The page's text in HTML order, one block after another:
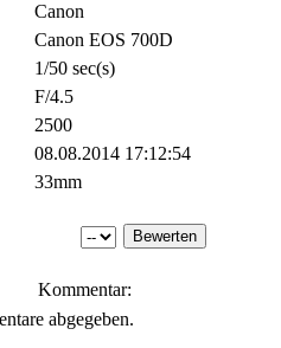
Canon
Canon EOS 700D
1/50 sec(s)
F/4.5
2500
08.08.2014 17:12:54
33mm
Kommentar:
abgegeben.